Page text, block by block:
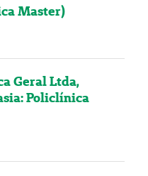
Master)
Geral Ltda,
Policlínica